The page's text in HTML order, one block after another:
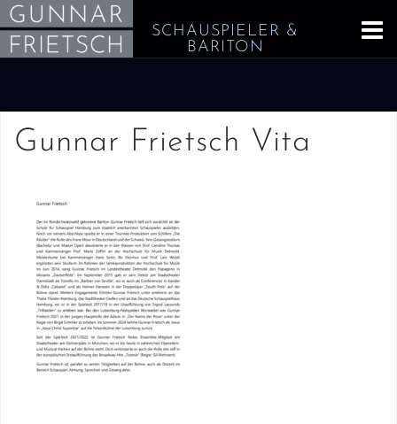
Skip
to
content
SCHAUSPIELER &
BARITON
Gunnar Frietsch Vita